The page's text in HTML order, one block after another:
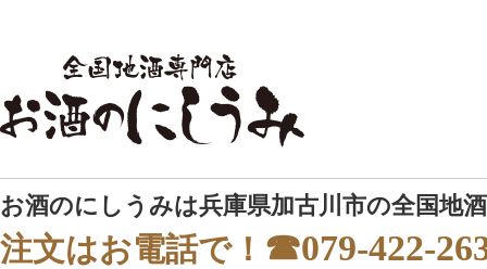
お酒のにしうみは兵庫県加古川市の全国地
注文はお電話で！ ☎079-422-